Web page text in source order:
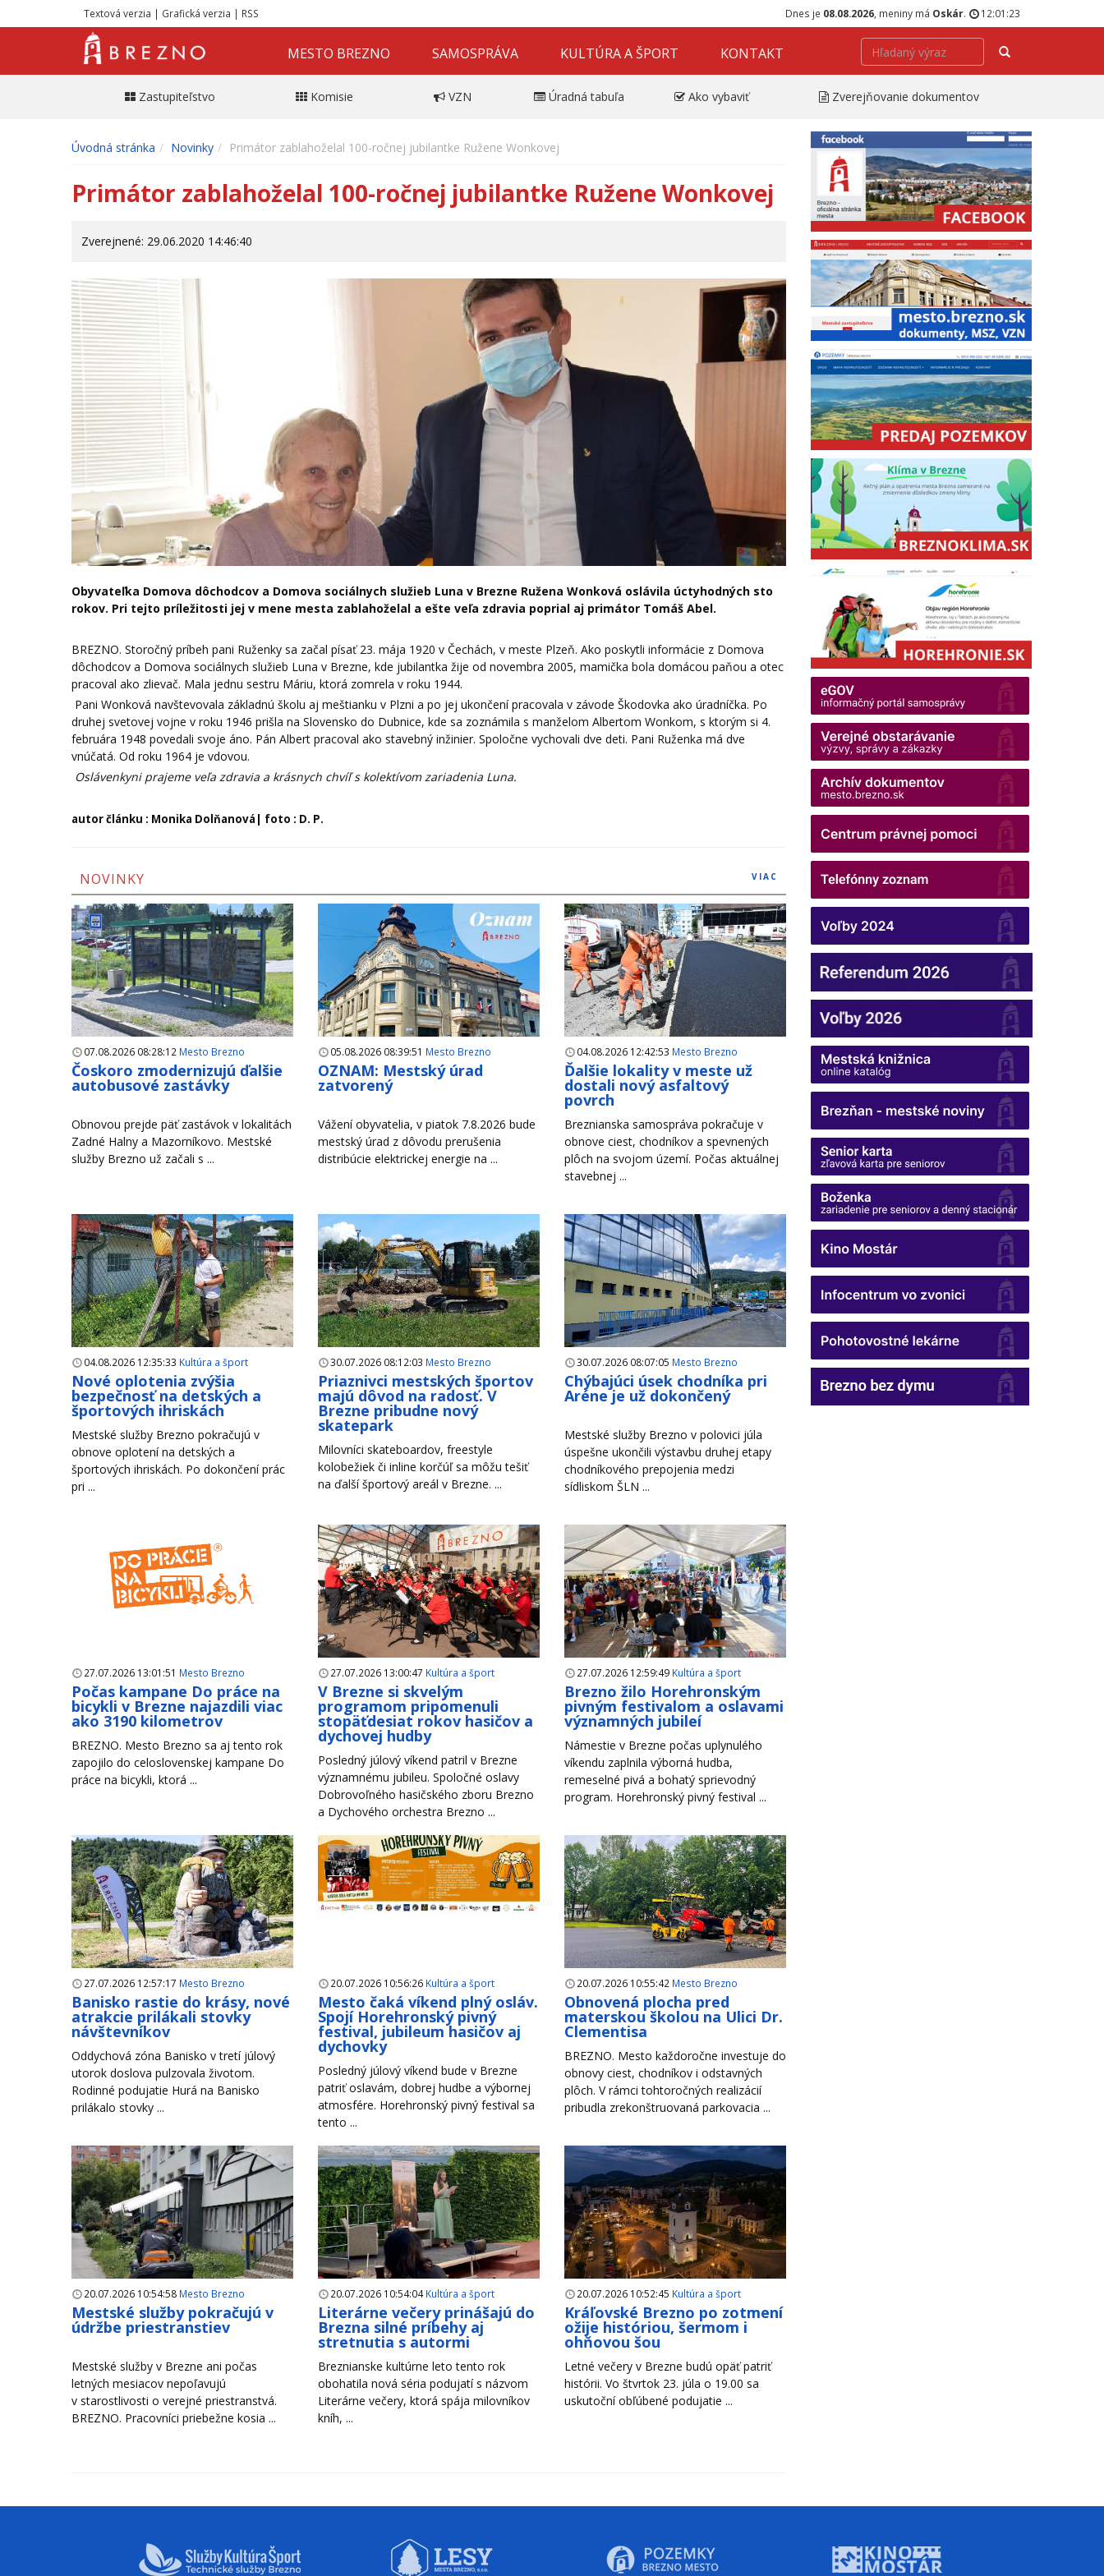
Textová verzia | Grafická verzia | RSS Dnes je 08.08.2026 , meniny má Oskár. 12:01:24
MESTO BREZNO SAMOSPRÁVA KULTÚRA A ŠPORT KONTAKT Hľadať
Zastupiteľstvo Komisie VZN Úradná tabuľa Ako vybaviť Zverejňovanie dokumentov
Úvodná stránka Novinky Primátor zablahoželal 100-ročnej jubilantke Ružene Wonkovej
Primátor zablahoželal 100-ročnej jubilantke Ružene Wonkovej
Zverejnené: 29.06.2020 14:46:40
Obyvateľka Domova dôchodcov a Domova sociálnych služieb Luna v Brezne Ružena Wonková oslávila úctyhodných sto
rokov. Pri tejto príležitosti jej v mene mesta zablahoželal a ešte veľa zdravia poprial aj primátor Tomáš Abel.
BREZNO. Storočný príbeh pani Ruženky sa začal písať 23. mája 1920 v Čechách, v meste Plzeň. Ako poskytli informácie z Domova
dôchodcov a Domova sociálnych služieb Luna v Brezne, kde jubilantka žije od novembra 2005, mamička bola domácou paňou a otec
pracoval ako zlievač. Mala jednu sestru Máriu, ktorá zomrela v roku 1944.
Pani Wonková navštevovala základnú školu aj meštianku v Plzni a po jej ukončení pracovala v závode Škodovka ako úradníčka. Po
druhej svetovej vojne v roku 1946 prišla na Slovensko do Dubnice, kde sa zoznámila s manželom Albertom Wonkom, s ktorým si 4.
februára 1948 povedali svoje áno. Pán Albert pracoval ako stavebný inžinier. Spoločne vychovali dve deti. Pani Ruženka má dve
vnúčatá. Od roku 1964 je vdovou.
Oslávenkyni prajeme veľa zdravia a krásnych chvíľ s kolektívom zariadenia Luna.
autor článku : Monika Dolňanová| foto : D. P.
NOVINKY VIAC
07.08.2026 08:28:12 Mesto Brezno
Čoskoro zmodernizujú ďalšie
autobusové zastávky
Obnovou prejde päť zastávok v lokalitách
Zadné Halny a Mazorníkovo. Mestské
služby Brezno už začali s ...
05.08.2026 08:39:51 Mesto Brezno
OZNAM: Mestský úrad
zatvorený
Vážení obyvatelia, v piatok 7.8.2026 bude
mestský úrad z dôvodu prerušenia
distribúcie elektrickej energie na ...
04.08.2026 12:42:53 Mesto Brezno
Ďalšie lokality v meste už
dostali nový asfaltový
povrch
Breznianska samospráva pokračuje v
obnove ciest, chodníkov a spevnených
plôch na svojom území. Počas aktuálnej
stavebnej ...
04.08.2026 12:35:33 Kultúra a šport
Nové oplotenia zvýšia
bezpečnosť na detských a
športových ihriskách
Mestské služby Brezno pokračujú v
obnove oplotení na detských a
športových ihriskách. Po dokončení prác
pri ...
30.07.2026 08:12:03 Mesto Brezno
Priaznivci mestských športov
majú dôvod na radosť. V
Brezne pribudne nový
skatepark
Milovníci skateboardov, freestyle
kolobežiek či inline korčúľ sa môžu tešiť
na ďalší športový areál v Brezne. ...
30.07.2026 08:07:05 Mesto Brezno
Chýbajúci úsek chodníka pri
Aréne je už dokončený
Mestské služby Brezno v polovici júla
úspešne ukončili výstavbu druhej etapy
chodníkového prepojenia medzi
sídliskom ŠLN ...
27.07.2026 13:01:51 Mesto Brezno
Počas kampane Do práce na
bicykli v Brezne najazdili viac
ako 3190 kilometrov
BREZNO. Mesto Brezno sa aj tento rok
zapojilo do celoslovenskej kampane Do
práce na bicykli, ktorá ...
27.07.2026 13:00:47 Kultúra a šport
V Brezne si skvelým
programom pripomenuli
stopäťdesiat rokov hasičov a
dychovej hudby
Posledný júlový víkend patril v Brezne
významnému jubileu. Spoločné oslavy
Dobrovoľného hasičského zboru Brezno
a Dychového orchestra Brezno ...
27.07.2026 12:59:49 Kultúra a šport
Brezno žilo Horehronským
pivným festivalom a oslavami
významných jubileí
Námestie v Brezne počas uplynulého
víkendu zaplnila výborná hudba,
remeselné pivá a bohatý sprievodný
program. Horehronský pivný festival ...
27.07.2026 12:57:17 Mesto Brezno
Banisko rastie do krásy, nové
atrakcie prilákali stovky
návštevníkov
Oddychová zóna Banisko v tretí júlový
utorok doslova pulzovala životom.
Rodinné podujatie Hurá na Banisko
prilákalo stovky ...
20.07.2026 10:56:26 Kultúra a šport
Mesto čaká víkend plný osláv.
Spojí Horehronský pivný
festival, jubileum hasičov aj
dychovky
Posledný júlový víkend bude v Brezne
patriť oslavám, dobrej hudbe a výbornej
atmosfére. Horehronský pivný festival sa
tento ...
20.07.2026 10:55:42 Mesto Brezno
Obnovená plocha pred
materskou školou na Ulici Dr.
Clementisa
BREZNO. Mesto každoročne investuje do
obnovy ciest, chodníkov i odstavných
plôch. V rámci tohtoročných realizácií
pribudla zrekonštruovaná parkovacia ...
20.07.2026 10:54:58 Mesto Brezno
Mestské služby pokračujú v
údržbe priestranstiev
Mestské služby v Brezne ani počas
letných mesiacov nepoľavujú
v starostlivosti o verejné priestranstvá.
BREZNO. Pracovníci priebežne kosia ...
20.07.2026 10:54:04Kultúra a šport
Literárne večery prinášajú do
Brezna silné príbehy aj
stretnutia s autormi
Breznianske kultúrne leto tento rok
obohatila nová séria podujatí s názvom
Literárne večery, ktorá spája milovníkov
kníh, ...
20.07.2026 10:52:45 Kultúra a šport
Kráľovské Brezno po zotmení
ožije históriou, šermom i
ohňovou šou
Letné večery v Brezne budú opäť patriť
histórii. Vo štvrtok 23. júla o 19.00 sa
uskutoční obľúbené podujatie ...